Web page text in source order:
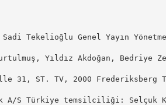
Tekelioğlu Genel Yayın
Yıldız Akdoğan, Bedriye
31, ST. TV, 2000
A/S Türkiye temsilciliği: Selçuk